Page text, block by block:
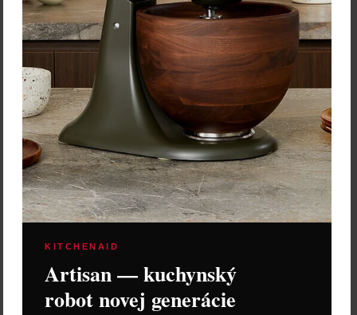
KITCHENAID
Artisan — kuchynský
robot novej generácie